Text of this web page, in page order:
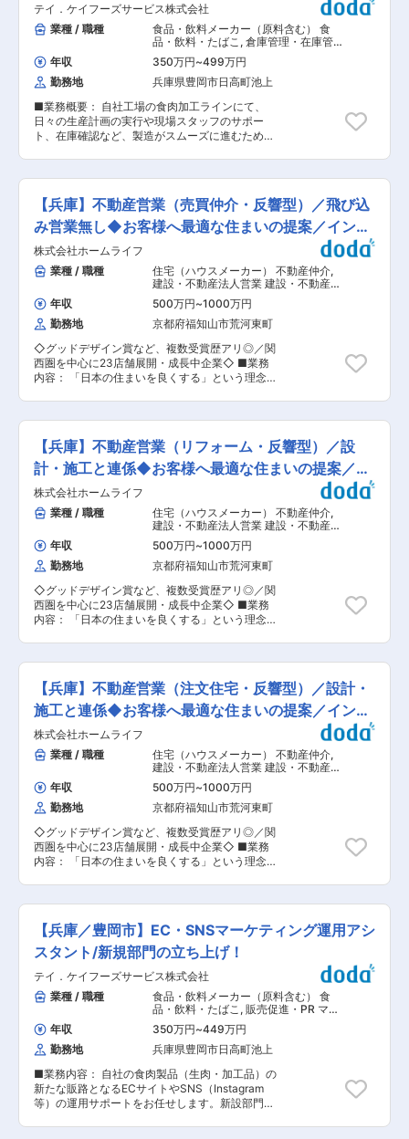
や45歳以上の社員に脳ドックの受診など、社員が
健康に長期的に働いていける環境づくりをしてお
ります。 ◆資格支援でスキルアップを後押し！電
気工事士の講習会や資格試験の受験費全額負担な
どをしており、キャリアアップを目指せます。 ■
組織構成：当社には43名の社員が在籍しており、
営業業務は2名（40-50代）の施工管理と責任者
（60代）が兼務して業務を行っています。現在営
業専任担当が不在のため、新たに営業担当を増員
を引き継いでいただく流れです。 ■本件は内閣府
主導の地方創生事業の一環である先導的人材マッ
URL>https://www.chisou.go.jp/tiiki/jinzai_matching/index.html
務店からの案件などがあります。 ・対象エリア：
主に豊岡市を中心に兵庫県全域で、遠くても大阪
や京都などの日帰りで行ける範囲が主です。ま
た、移動時間がかかる場合については、近隣で宿
泊し、負担を減らしていただくこともできます。
■組織構成：当社には43名の社員が在籍してお
り、2名（40-50代）の施工管理と責任者（60
代）と、4名の現場作業員が活躍中です。過去に
は新卒など未経験からスタートした社員も活躍し
ているので、ご安心ください。 ■魅力： 当社で
は、社員を大切にして、風通しも良く働き甲斐の
っているため、管理体制が整っています。 ◆有給
取得しやすい環境！計画有給5日に加えて、都度
ご家族の都合や体調によって、1時間単位で取得
が可能です。 ◆3年連続健康経営の認定あり！が
ん保険の加入や45歳以上の社員に脳ドックの受診
など、社員が健康に長期的に働いていける環境づ
くりをしております。 ◆資格支援でスキルアップ
を後押し！電気工事士の講習会や資格試験の受験
費全額負担などをしており、キャリアアップを目
指せます。 ■本件は内閣府主導の地方創生事業の
一環である先導的人材マッチング事業に基づく求
人でございます。 <参考
URL>https://www.chisou.go.jp/tiiki/jinzai_matching/index.html
テイ．ケイフーズサービス株式会社
業種 / 職種
食品・飲料メーカー（原料含む） 食
品・飲料・たばこ , 倉庫管理・在庫管理
生産管理（食品・香料・飼料） 製造・
生産リーダー（食品・香料・飼料） 製
造・生産オペレーター（食品・香料・
年収 350万円~499万円
勤務地
兵庫県豊岡市日高町池上
■業務概要： 自社工場の食肉加工ラインにて、
日々の生産計画の実行や現場スタッフのサポー
ト、在庫確認など、製造がスムーズに進むための
務： 食肉加工ラインのリーダー候補として、現場
の最前線で管理業務をお任せします。 ・日次の生
産計画に基づく、加工ラインの稼働管理 ・現場ス
タッフ（パート・アルバイト等）への作業指示、
教育 ・品質チェック、衛生管理ルールの徹底 ・
原料や完成品の在庫数の確認、日報作成 ※まずは
現場の加工業務からスタートし、徐々にスタッフ
のまとめ役としてステップアップしていただきま
す。 ■期待する事： 「製造現場での経験を活か
して、次は人をまとめる立場に挑戦したい」そん
なあなたの意欲を応援します！いきなり難しい経
営戦略を任せることはありません。まずは現場の
スタッフとコミュニケーションを取り、日々の生
産が安全かつスムーズに進むようサポートをお願
いします。安定したマルアイグループの環境下
で、リーダーとしての経験を積み、将来的には工
来、兵庫県下・京丹後エリアのスーパー・専門
店・外食店を中心に、 食肉のスペシャリストとし
て地域に根差した企業運営を行っております。 仕
入販売部門のティ．ケイフーズサービス（株）と
加工部門の兵庫ミートプロセッサー（株）が併設
しており、 食肉の仕入から商品への加工・販売と
連携してお客さまのニーズにあった商品を迅速に
開発・提供しております。 変更の範囲：会社の定
める業務
【兵庫】不動産営業（売買仲介・反響型）／飛び込
み営業無し◆お客様へ最適な住まいの提案／インセ
ン有
株式会社ホームライフ
業種 / 職種
住宅（ハウスメーカー） 不動産仲介,
建設・不動産法人営業 建設・不動産個
人営業
年収 500万円~1000万円
勤務地
京都府福知山市荒河東町
◇グッドデザイン賞など、複数受賞歴アリ◎／関
西圏を中心に23店舗展開・成長中企業◇ ■業務
内容： 「日本の住まいを良くする」という理念の
お任せ致します。 ■具体的な業務： ご連絡をい
ただいたお客様に対して、不動産売買に関する営
業を行います。 お客様同士の間を取り持つ「仲介
部門」と建売住宅を販売する「分譲部門」に分か
れています。 設計、施工管理、広報などそれぞれ
の部署が確立しているので、お客様の対応に専念
できる環境です。 営業方法はチラシやWeb、SNS
などの媒体での反響営業のみで、飛び込み営業は
ありません。 ■魅力ポイント： 価格だけで勝負
しない提案力、設計・施工を巻き込んだ商談推進
力、そして分業体制の中での成果創出などの力が
身につく環境です。 大手の看板や属人的営業に依
存せず、自分自身の提案精度で勝てる力を身につ
けたい方にとって、大きな価値のある環境です。
■当社について： 私たちホームライフグループは
新築・リフォーム・不動産の「住まいのチェーン
しをもっと便利で楽しくすることを目指していま
す。 地域の格差をなくし、都市でも地方でも安心
して住み替えができるお店を私たちの手で届け、
お客様一人ひとりの生活向上をサポートします。
変更の範囲：会社の定める業務
【兵庫】不動産営業（リフォーム・反響型）／設
計・施工と連係◆お客様へ最適な住まいの提案／イ
ンセン有
株式会社ホームライフ
業種 / 職種
住宅（ハウスメーカー） 不動産仲介,
建設・不動産法人営業 建設・不動産個
人営業
年収 500万円~1000万円
勤務地
京都府福知山市荒河東町
◇グッドデザイン賞など、複数受賞歴アリ◎／関
西圏を中心に23店舗展開・成長中企業◇ ■業務
内容： 「日本の住まいを良くする」という理念の
ションまで、幅広いリフォーム提案をお任せしま
す。 ■具体的な業務： ・既存顧客・反響顧客へ
のリフォーム提案 ・水回り（キッチン・浴室・ト
イレ等）の改修提案 ・間取り変更・フルリノベー
ション等の大型案件対応 ・設計・施工担当との社
内連携（分業体制） ・見積作成、契約、工事進行
フォロー、引き渡しまで一貫対応 ■魅力ポイン
ト： 単発の工事受注ではなく「住まいの価値を再
設計する仕事」です。 価格だけで勝負しない提案
力、設計・施工を巻き込んだ商談推進力、そして
分業体制の中での成果創出などの力が身につく環
境です。 大手の看板や属人的営業に依存せず、自
分自身の提案精度で勝てる力を身につけたい方に
とって、大きな価値のある環境です。 ■当社につ
いて： 私たちホームライフグループは新築・リフ
ォーム・不動産の「住まいのチェーンストアをつ
で楽しくすることを目指しています。 地域の格差
をなくし、都市でも地方でも安心して住み替えが
できるお店を私たちの手で届け、お客様一人ひと
りの生活向上をサポートします。 変更の範囲：会
社の定める業務
【兵庫】不動産営業（注文住宅・反響型）／設計・
施工と連係◆お客様へ最適な住まいの提案／インセ
ン有
株式会社ホームライフ
業種 / 職種
住宅（ハウスメーカー） 不動産仲介,
建設・不動産法人営業 建設・不動産個
人営業
年収 500万円~1000万円
勤務地
京都府福知山市荒河東町
◇グッドデザイン賞など、複数受賞歴アリ◎／関
西圏を中心に23店舗展開・成長中企業◇ ■業務
内容： 「日本の住まいを良くする」という理念の
て、以下の業務をお任せ致します。 ■具体的な業
務： 注文住宅の反響営業として、以下の業務を担
っていただきます。 ・Web、紹介経由の反響対応
・初回接客〜資金計画、要望整理 ・設計士同席に
よるプラン提案、仕様決定 ・体感型モデルハウス
を活用した意思決定支援 ・ご契約までのクロージ
ング業務 ■魅力ポイント： 営業が一人で「売り
切る」構造ではなく、設計・施工と連携しなが
ら、お客様にとって最適な住まいを提案する営業
スタイルです。 価格だけで勝負しない提案力、設
計・施工を巻き込んだ商談推進力、そして分業体
制の中での成果創出などの力が身につく環境で
す。 大手の看板や属人的営業に依存せず、自分自
身の提案精度で勝てる力を身につけたい方にとっ
て、大きな価値のある環境です。 ■当社につい
て： 私たちホームライフグループは新築・リフォ
【兵庫／豊岡市】EC・SNSマーケティング運用アシ
スタント/新規部門の立ち上げ！
テイ．ケイフーズサービス株式会社
業種 / 職種
食品・飲料メーカー（原料含む） 食
品・飲料・たばこ , 販売促進・PR マー
ケティング・広報アシスタント
年収 350万円~449万円
勤務地
兵庫県豊岡市日高町池上
■業務内容： 自社の食肉製品（生肉・加工品）の
新たな販路となるECサイトやSNS（Instagram
等）の運用サポートをお任せします。新設部門の